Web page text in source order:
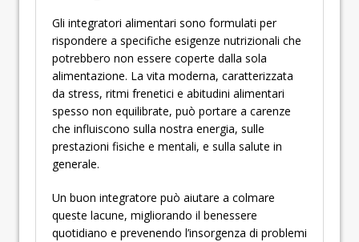
Gli integratori alimentari sono formulati per
rispondere a specifiche esigenze nutrizionali che
potrebbero non essere coperte dalla sola
alimentazione. La vita moderna, caratterizzata
da stress, ritmi frenetici e abitudini alimentari
spesso non equilibrate, può portare a carenze
che influiscono sulla nostra energia, sulle
prestazioni fisiche e mentali, e sulla salute in
generale.
Un buon integratore può aiutare a colmare
queste lacune, migliorando il benessere
quotidiano e prevenendo l’insorgenza di problemi